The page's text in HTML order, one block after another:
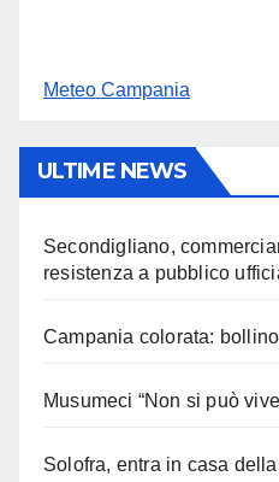
Meteo Campania
ULTIME NEWS
Secondigliano,
resistenza a pubblico
Campania colorata:
Musumeci “Non si può
Solofra, entra in casa